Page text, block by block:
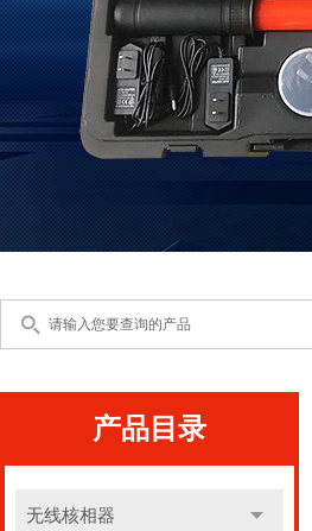
产品目录
无线核相器